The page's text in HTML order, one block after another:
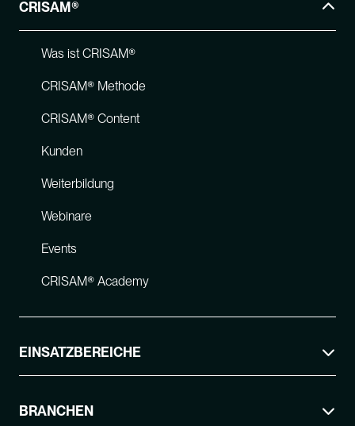
CRISAM®
Was ist CRISAM®
CRISAM® Methode
CRISAM® Content
Kunden
Weiterbildung
Webinare
Events
CRISAM® Academy
EINSATZBEREICHE
BRANCHEN